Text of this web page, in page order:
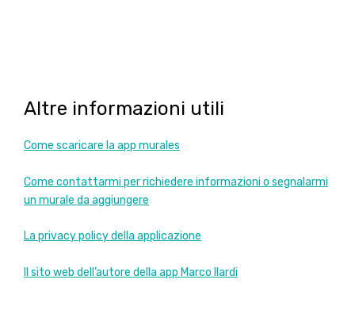
Altre informazioni utili
Come scaricare la app murales
Come contattarmi per richiedere informazioni o segnalarmi
un murale da aggiungere
La privacy policy della applicazione
Il sito web dell’autore della app Marco Ilardi